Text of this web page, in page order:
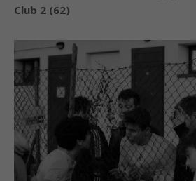
Club 2 (62)